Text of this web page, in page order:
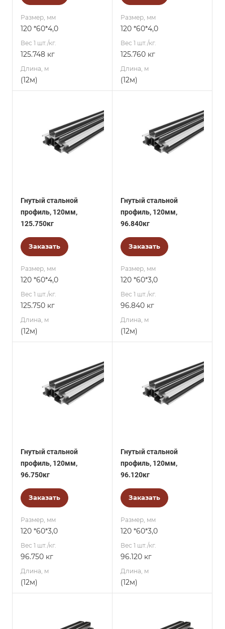
Размер, мм
120 *60*4,0
Вес 1 шт./кг.
125.748 кг
Длина, м
(12м)
Размер, мм
120 *60*4,0
Вес 1 шт./кг.
125.760 кг
Длина, м
(12м)
Гнутый стальной
профиль, 120мм,
125.750кг
Заказать
Размер, мм
120 *60*4,0
Вес 1 шт./кг.
125.750 кг
Длина, м
(12м)
Гнутый стальной
профиль, 120мм,
96.840кг
Заказать
Размер, мм
120 *60*3,0
Вес 1 шт./кг.
96.840 кг
Длина, м
(12м)
Гнутый стальной
профиль, 120мм,
96.750кг
Заказать
Размер, мм
120 *60*3,0
Вес 1 шт./кг.
96.750 кг
Длина, м
(12м)
Гнутый стальной
профиль, 120мм,
96.120кг
Заказать
Размер, мм
120 *60*3,0
Вес 1 шт./кг.
96.120 кг
Длина, м
(12м)